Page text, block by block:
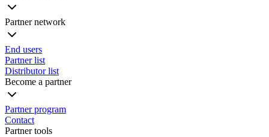
Partner network
End users
Partner list
Distributor list
Become a partner
Partner program
Contact
Partner tools